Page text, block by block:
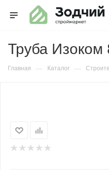
Труба Изоком
Главная — Каталог —